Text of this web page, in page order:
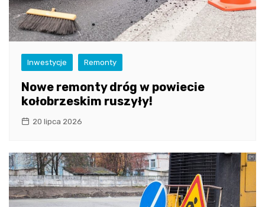
Inwestycje Remonty
Nowe remonty dróg w powiecie
kołobrzeskim ruszyły!
20 lipca 2026